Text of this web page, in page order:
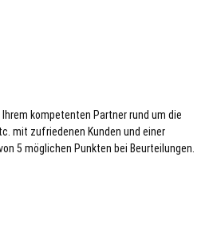
kompetenten Partner rund um die
mit zufriedenen Kunden und einer
5 möglichen Punkten bei Beurteilungen.